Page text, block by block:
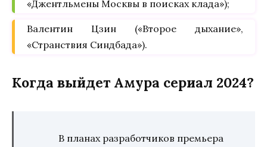
«Джентльмены Москвы в поисках клада»);
Валентин Цзин («Второе дыхание»,
«Странствия Синдбада»).
Когда выйдет Амура сериал 2024?
В планах разработчиков премьера